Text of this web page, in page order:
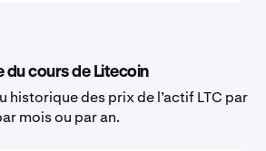
du cours de Litecoin
historique des prix de l’actif LTC par
mois ou par an.